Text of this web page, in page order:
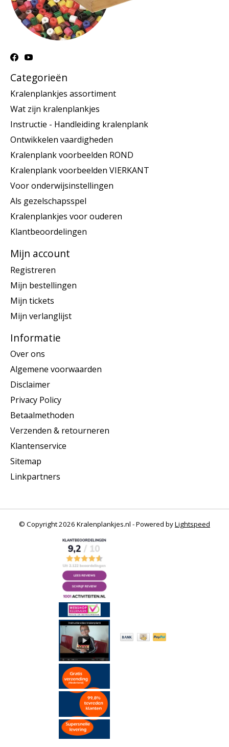
Categorieën
Kralenplankjes assortiment
Wat zijn kralenplankjes
Instructie - Handleiding kralenplank
Ontwikkelen vaardigheden
Kralenplank voorbeelden ROND
Kralenplank voorbeelden VIERKANT
Voor onderwijsinstellingen
Als gezelschapsspel
Kralenplankjes voor ouderen
Klantbeoordelingen
Mijn account
Registreren
Mijn bestellingen
Mijn tickets
Mijn verlanglijst
Informatie
Over ons
Algemene voorwaarden
Disclaimer
Privacy Policy
Betaalmethoden
Verzenden & retourneren
Klantenservice
Sitemap
Linkpartners
© Copyright 2026 Kralenplankjes.nl - Powered byLightspeed